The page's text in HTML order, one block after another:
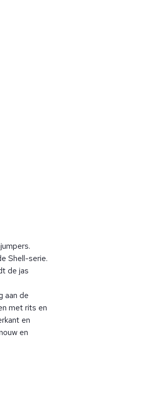
Shell-serie.
de jas
aan de
met rits en
en
en